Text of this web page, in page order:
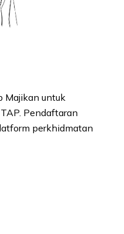
Majikan untuk
Pendaftaran
perkhidmatan